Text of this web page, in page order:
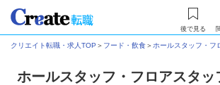
後で見る
クリエイト転職・求人TOP ＞ フード・飲食＞ ホールスタッフ・フ
ホールスタッフ・フロアスタッ